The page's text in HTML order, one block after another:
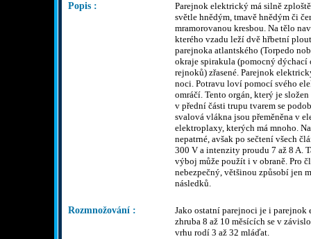
Popis :
Parejnok elektrický má silně
světle hnědým, tmavě hnědým či
mramorovanou kresbou. Na tělo
kterého vzadu leží dvě hřbetní
parejnoka atlantského (Torpedo
okraje spirakula (pomocný dýchací
rejnoků) zřasené. Parejnok
noci. Potravu loví pomocí svého
omráčí. Tento orgán, který je
v přední části trupu tvarem se
svalová vlákna jsou přeměněna v
elektroplaxy, kterých má mnoho.
nepatrné, avšak po sečtení všech
300 V a intenzity proudu 7 až 8 A.
výboj může použít i v obraně. Pro
nebezpečný, většinou způsobí jen
následků.
Rozmnožování :
Jako ostatní parejnoci je i
zhruba 8 až 10 měsících se v
vrhu rodí 3 až 32 mláďat.